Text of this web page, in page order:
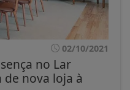
02/10/2021
no Lar
de nova loja à